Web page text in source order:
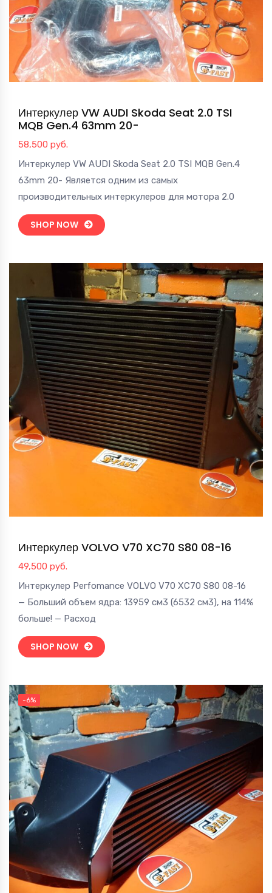
Интеркулер VW AUDI Skoda Seat 2.0 TSI
MQB Gen.4 63mm 20-
58,500 руб.
Интеркулер VW AUDI Skoda Seat 2.0 TSI MQB Gen.4
63mm 20- Является одним из самых
производительных интеркулеров для мотора 2.0
SHOP NOW
Интеркулер VOLVO V70 XC70 S80 08-16
49,500 руб.
Интеркулер Perfomance VOLVO V70 XC70 S80 08-16
— Больший объем ядра: 13959 см3 (6532 см3), на 114%
больше! — Расход
SHOP NOW
-6%